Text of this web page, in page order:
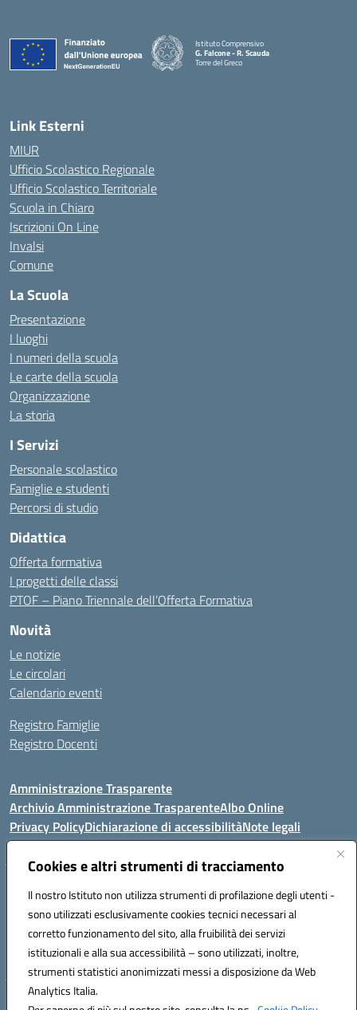
Cookies e altri strumenti di tracciamento
Il nostro Istituto non utilizza strumenti di profilazione degli utenti -
sono utilizzati esclusivamente cookies tecnici necessari al
corretto funzionamento del sito, alla fruibilità dei servizi
istituzionali e alla sua accessibilità – sono utilizzati, inoltre,
strumenti statistici anonimizzati messi a disposizione da Web
Analytics Italia.
Istituto Comprensivo
G. Falcone - R. Scauda
Torre del Greco
Link Esterni
MIUR
Ufficio Scolastico Regionale
Ufficio Scolastico Territoriale
Scuola in Chiaro
Iscrizioni On Line
Invalsi
Comune
La Scuola
Presentazione
I luoghi
I numeri della scuola
Le carte della scuola
Organizzazione
La storia
I Servizi
Personale scolastico
Famiglie e studenti
Percorsi di studio
Didattica
Offerta formativa
I progetti delle classi
PTOF – Piano Triennale dell’Offerta Formativa
Novità
Le notizie
Le circolari
Calendario eventi
Registro Famiglie
Registro Docenti
Amministrazione Trasparente
Archivio Amministrazione TrasparenteAlbo Online
Privacy PolicyDichiarazione di accessibilitàNote legali
Istituto Comprensivo Statale
Via Cupa Campanariello, 5 - 80059, Torre del Greco (NA)
Tel. +39 0818834377 - Fax +39 0818834377 - Cod.Fisc. 95170530638
Email: naic8df00a@istruzione.it - PEC: naic8df00a@pec.istruzione.it
Hosting & Powered by 3D Solution S.r.l.